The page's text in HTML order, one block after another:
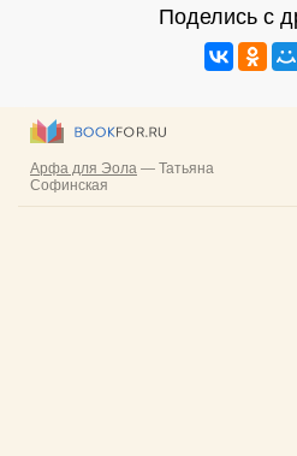
Поделись с